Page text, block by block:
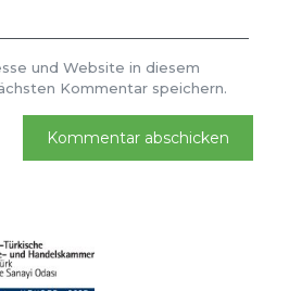
und Website in diesem
Kommentar speichern.